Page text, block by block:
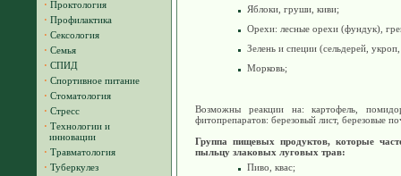
· Проктология
· Профилактика
· Сексология
· Семья
· СПИД
· Спортивное питание
· Стоматология
· Стресс
· Технологии и
инновации
· Травматология
· Туберкулез
Яблоки, груши, киви;
Орехи: лесные орехи (фундук),
Зелень и специи (сельдерей,
Морковь;
Возможны реакции на: картофель,
фитопрепаратов: березовый лист, березовые
Группа пищевых продуктов, которые
пыльцу злаковых луговых трав:
Пиво, квас;